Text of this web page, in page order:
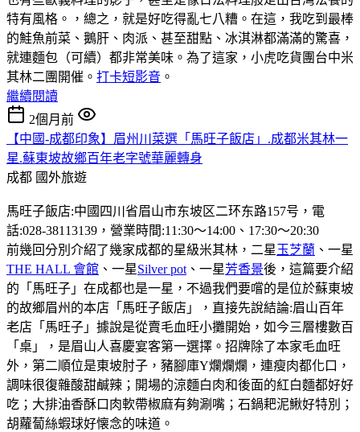
特有風格。，總之，就是好吃得亂七八糟。在這，我吃到最棒
的鮭魚前菜、鵝肝、肉派、甚至甜點、冰淇淋都滿滿的驚喜，
就連麵包（可續）都非常美味。為了這家，小虎吃貨團台中米
其林二團開催。 打卡短影音 。
繼續閱讀
2個月前
【中國-成都印象】眉州川菜選「馬旺子飯店」.成都米其林一
星.蘇東坡故鄉百年老字號華麗轉身
成都 國外旅遊
馬旺子飯店:中國四川省眉山市东坡区二环东路157号，電
話:028-38113139，營業時間:11:30〜14:00、17:30〜20:30
前幾回分別介紹了幾家成都的星級米其林，二星 玉芝蘭 、一星
THE HALL 會館 、一星Silver pot 、一星芳香景後，這篇要介紹
的「馬旺子」在成都也是一星，不過我們要嚐的是位於蘇東坡
的故鄉眉州的本店「馬旺子飯店」，直接先說結論:眉山百年
老店「馬旺子」據說是從賣毛血旺小攤開始，如今三層樓數百
「桌」，是眉山人喜慶宴客第一選擇。招牌除了本家毛血旺
外，第二順位是東坡肘子，豬腳庫Y爛爛爛，連瘦肉都化口，
調味很復雜酸甜鹹辣；開場的涼麵白肉和後面的紅白麵都好好
吃；大排油香酥口肉軟帶椒麻有夠涮嘴；石鍋耙泥鰍好特別；
胡蘿蔔絲蝦球好懐念的味道。